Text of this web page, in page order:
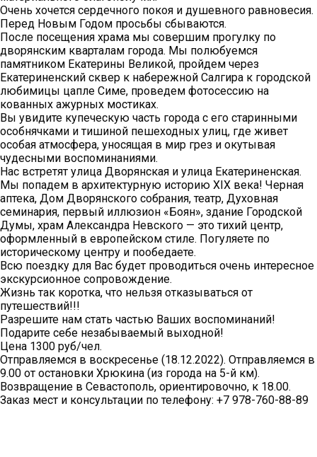
Очень хочется сердечного покоя и душевного равновесия.
Перед Новым Годом просьбы сбываются.
После посещения храма мы совершим прогулку по
дворянским кварталам города. Мы полюбуемся
памятником Екатерины Великой, пройдем через
Екатериненский сквер к набережной Салгира к городской
любимицы цапле Симе, проведем фотосессию на
кованных ажурных мостиках.
Вы увидите купеческую часть города с его старинными
особнячками и тишиной пешеходных улиц, где живет
особая атмосфера, уносящая в мир грез и окутывая
чудесными воспоминаниями.
Нас встретят улица Дворянская и улица Екатериненская.
Мы попадем в архитектурную историю XIX века! Черная
аптека, Дом Дворянского собрания, театр, Духовная
семинария, первый иллюзион «Боян», здание Городской
Думы, храм Александра Невского — это тихий центр,
оформленный в европейском стиле. Погуляете по
историческому центру и пообедаете.
Всю поездку для Вас будет проводиться очень интересное
экскурсионное сопровождение.
Жизнь так коротка, что нельзя отказываться от
путешествий!!!
Разрешите нам стать частью Ваших воспоминаний!
Подарите себе незабываемый выходной!
Цена 1300 руб/чел.
Отправляемся в воскресенье (18.12.2022). Отправляемся в
9.00 от остановки Хрюкина (из города на 5-й км).
Возвращение в Севастополь, ориентировочно, к 18.00.
Заказ мест и консультации по телефону: +7 978-760-88-89